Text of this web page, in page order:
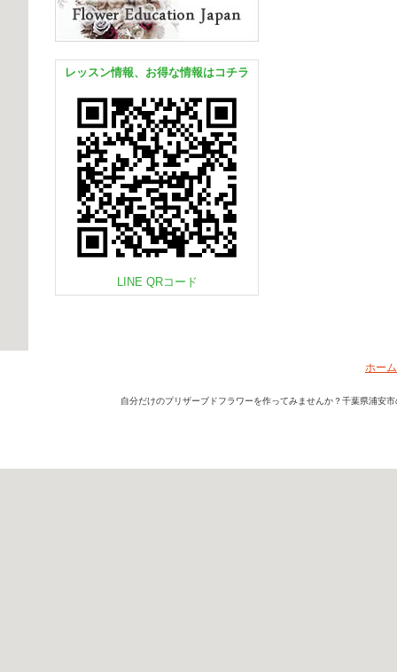
レッスン情報、お得な情報はコチラ
LINE QRコード
ホーム
自分だけのプリザーブドフラワーを作ってみませんか？千葉県浦安